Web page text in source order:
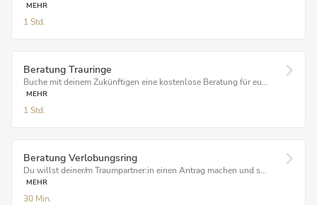
MEHR
1 Std.
Beratung Trauringe
Buche mit deinem Zukünftigen eine kostenlose Beratung für eu...
MEHR
1 Std.
Beratung Verlobungsring
Du willst deiner/m Traumpartner:in einen Antrag machen und s...
MEHR
30 Min.